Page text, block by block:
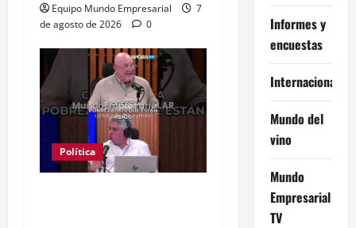
Equipo Mundo Empresarial
7
de agosto de 2026
0
Política
Informes y
encuestas
Internacional
Mundo del
vino
Mundo
Empresarial
TV